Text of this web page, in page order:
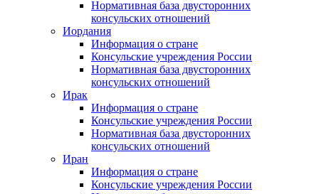
Нормативная база двусторонних
консульских отношений
Иордания
Информация о стране
Консульские учреждения России
Нормативная база двусторонних
консульских отношений
Ирак
Информация о стране
Консульские учреждения России
Нормативная база двусторонних
консульских отношений
Иран
Информация о стране
Консульские учреждения России